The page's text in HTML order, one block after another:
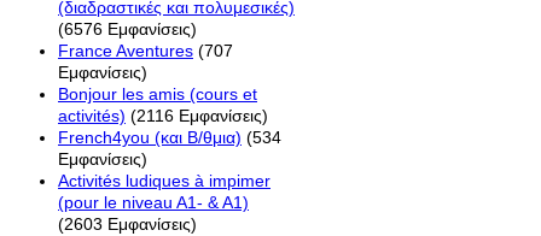
(διαδραστικές και πολυμεσικές)
(6576 Εμφανίσεις)
France Aventures (707
Εμφανίσεις)
Bonjour les amis (cours et
activités) (2116 Εμφανίσεις)
French4you (και Β/θμια) (534
Εμφανίσεις)
Activités ludiques à impimer
(pour le niveau A1- & A1)
(2603 Εμφανίσεις)